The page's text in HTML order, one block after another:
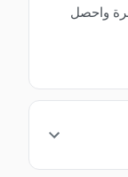
واحصل